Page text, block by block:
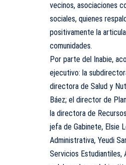
vecinos, asociaciones
sociales, quienes
positivamente la
comunidades.
Por parte del Inabie,
ejecutivo: la
directora de Salud y
Báez; el director de
la directora de
jefa de Gabinete, Elsie
Administrativa, Yeudi
Servicios Estudiantiles,